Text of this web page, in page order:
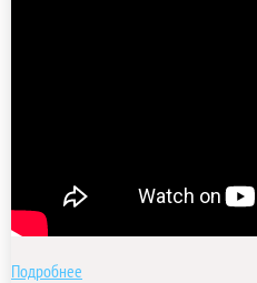
Подробнее